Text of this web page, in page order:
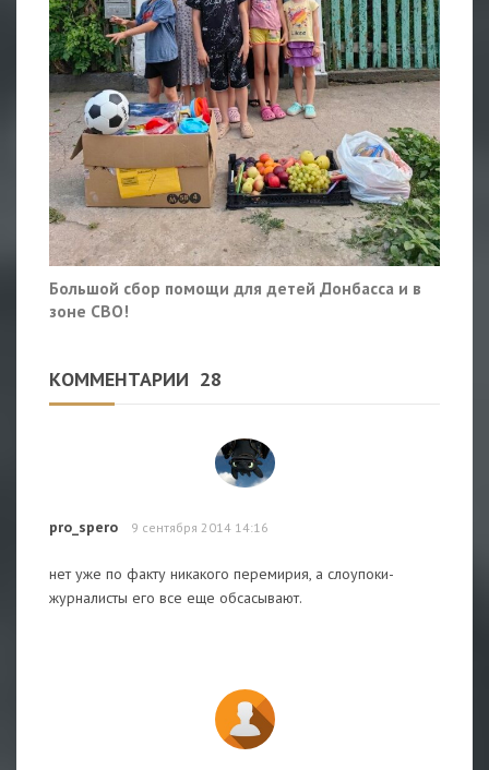
Большой сбор помощи для детей Донбасса и в
зоне СВО!
КОММЕНТАРИИ 28
pro_spero 9 сентября 2014 14:16
нет уже по факту никакого перемирия, а слоупоки-
журналисты его все еще обсасывают.